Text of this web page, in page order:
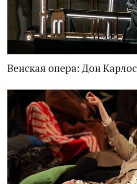
Венская опера: Дон Карлос